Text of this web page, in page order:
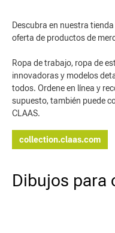
Descubra en nuestra
oferta de productos de
Ropa de trabajo, ropa de
innovadoras y modelos
todos. Ordene en línea y
supuesto, también puede
CLAAS.
collection.claas.com
Dibujos para